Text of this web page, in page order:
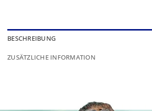
BESCHREIBUNG
ZUSÄTZLICHE INFORMATION